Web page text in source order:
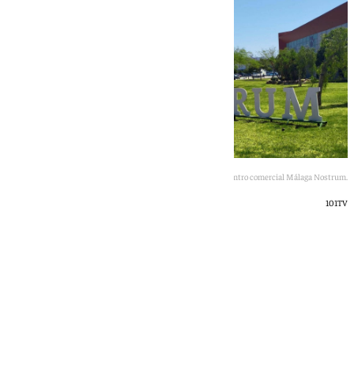
Imagen del letrero de bienvenida del centro comercial Málaga Nostrum.
101TV